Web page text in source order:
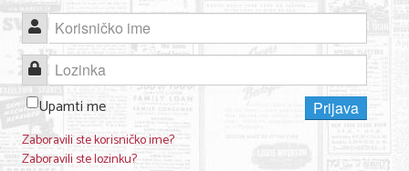
Korisničko ime
Lozinka
Upamti me
Prijava
Zaboravili ste korisničko ime?
Zaboravili ste lozinku?